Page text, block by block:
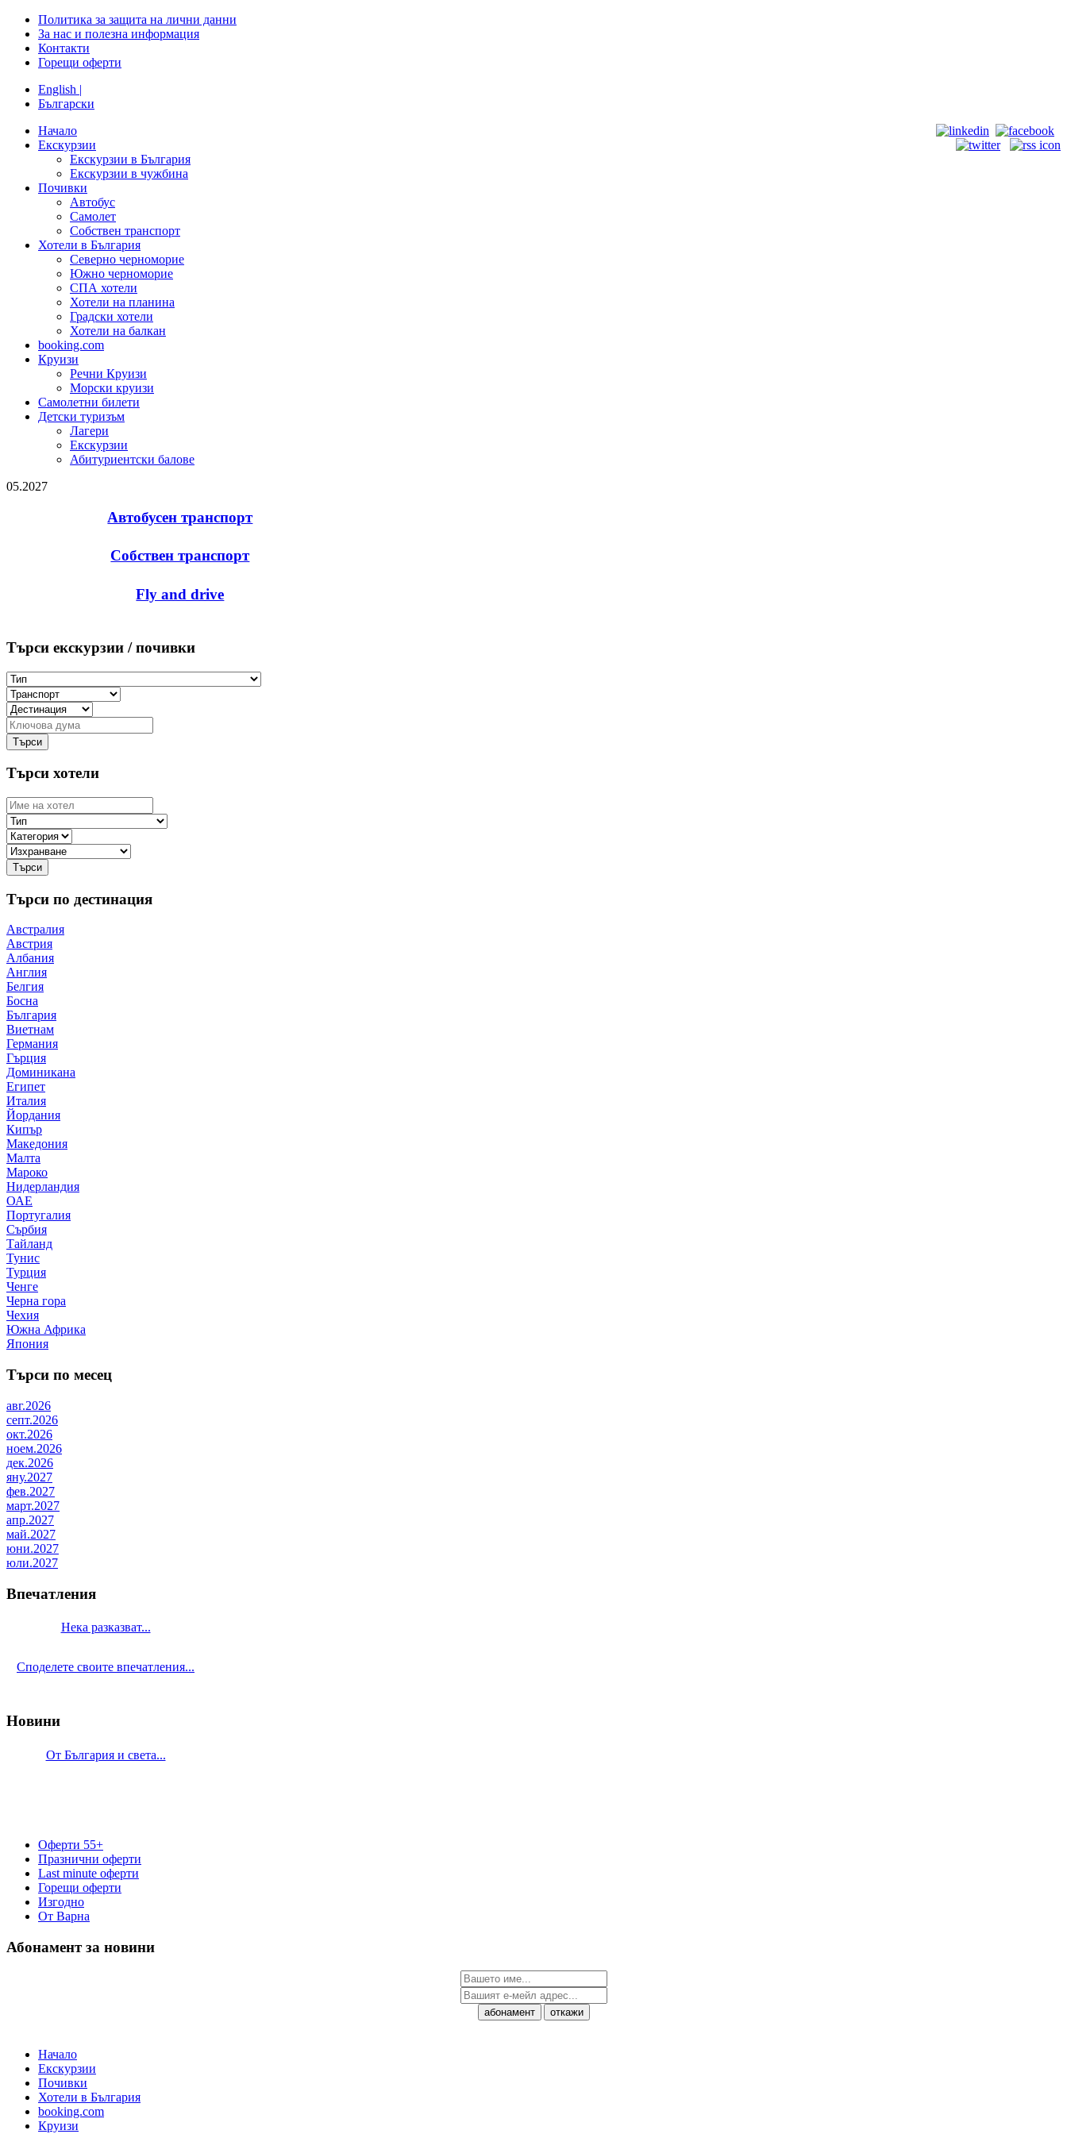
Политика за защита на лични данни
За нас и полезна информация
Контакти
Горещи оферти
English |
Български
Начало
Екскурзии
Екскурзии в България
Екскурзии в чужбина
Почивки
Автобус
Самолет
Собствен транспорт
Хотели в България
Северно черноморие
Южно черноморие
СПА хотели
Хотели на планина
Градски хотели
Хотели на балкан
booking.com
Круизи
Речни Круизи
Морски круизи
Самолетни билети
Детски туризъм
Лагери
Екскурзии
Абитуриентски балове
05.2027
Автобусен транспорт
Собствен транспорт
Fly and drive
Търси екскурзии / почивки
Търси хотели
Търси по дестинация
Австралия
Австрия
Албания
Англия
Белгия
Босна
България
Виетнам
Германия
Гърция
Доминикана
Египет
Италия
Йордания
Кипър
Македония
Малта
Мароко
Нидерландия
ОАЕ
Португалия
Сърбия
Тайланд
Тунис
Турция
Ченге
Черна гора
Чехия
Южна Африка
Япония
Търси по месец
авг.2026
септ.2026
окт.2026
ноем.2026
дек.2026
яну.2027
фев.2027
март.2027
апр.2027
май.2027
юни.2027
юли.2027
Впечатления
Нека разказват...
Споделете своите впечатления...
Новини
От България и света...
Оферти 55+
Празнични оферти
Last minute оферти
Горещи оферти
Изгодно
От Варна
Абонамент за новини
Начало
Екскурзии
Почивки
Хотели в България
booking.com
Круизи